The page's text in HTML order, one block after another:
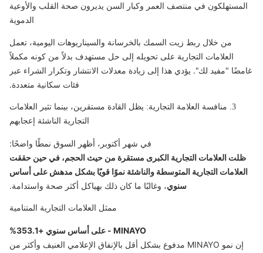
المستهلكون في منتصف العمر وكبار السن يديرون صحة القلب والأوعية
الدموية
من خلال ربط زيت السمك بالخرسانة والسيناريوهات اليومية، تعمل
العلامات التجارية على تحويله إلى حل مستهدف بدلاً من كونه مكملاً
غامضًا "مفيد لك". يؤدي هذا إلى زيادة معدلات الانتشار وتكرار الشراء عبر
فئات سكانية متعددة.
3. منافسة العلامة التجارية: يظل القادة مستقرين، بينما تثير العلامات
التجارية الناشئة إعجابهم
في شهر أكتوبر، أظهر السوق نمطًا واضحًا:
ظلت العلامات التجارية الكبرى مستقرة من حيث الحجم، في حين حققت
العلامات التجارية المتوسطة والناشئة نموًا قويًا بشكل مدهش على أساس
سنوي، وغالبًا ما كان ذلك بهياكل أكثر صحة واستدامة.
ممثل العلامات التجارية المتنامية
MINAYO - على أساس سنوي +353.1%
إن نمو MINAYO مدفوع بشكل أقل بالإنفاق الإعلامي العنيف وأكثر من